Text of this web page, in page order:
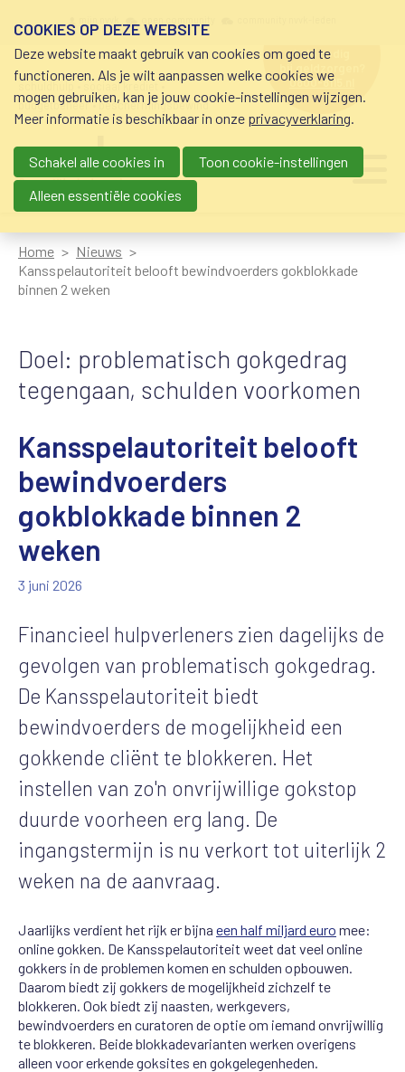
schuldhulp • sociaal krediet •
budgetbeheer • beschermingsbewind
hulp nodig
bij geldzorgen?
0800-8115.nl
Main navigation
Home
Nieuws
Kansspelautoriteit belooft bewindvoerders gokblokkade
binnen 2 weken
Doel: problematisch gokgedrag
tegengaan, schulden voorkomen
Kansspelautoriteit belooft
bewindvoerders
gokblokkade binnen 2
weken
3 juni 2026
Financieel hulpverleners zien dagelijks de
gevolgen van problematisch gokgedrag.
De Kansspelautoriteit biedt
bewindvoerders de mogelijkheid een
gokkende cliënt te blokkeren. Het
instellen van zo'n onvrijwillige gokstop
duurde voorheen erg lang. De
ingangstermijn is nu verkort tot uiterlijk 2
weken na de aanvraag.
Jaarlijks verdient het rijk er bijna een half miljard euro mee:
online gokken. De Kansspelautoriteit weet dat veel online
gokkers in de problemen komen en schulden opbouwen.
Daarom biedt zij gokkers de mogelijkheid zichzelf te
blokkeren. Ook biedt zij naasten, werkgevers,
bewindvoerders en curatoren de optie om iemand onvrijwillig
te blokkeren. Beide blokkadevarianten werken overigens
alleen voor erkende goksites en gokgelegenheden.
COOKIES OP DEZE WEBSITE
Deze website maakt gebruik van cookies om goed te
functioneren. Als je wilt aanpassen welke cookies we
mogen gebruiken, kan je jouw cookie-instellingen wijzigen.
Meer informatie is beschikbaar in onze privacyverklaring.
Schakel alle cookies in
Toon cookie-instellingen
Alleen essentiële cookies